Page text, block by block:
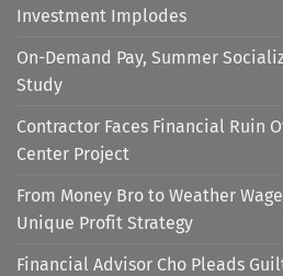
Investment Implodes
On-Demand Pay, Summer
Study
Contractor Faces Financial Ruin
Center Project
From Money Bro to Weather
Unique Profit Strategy
Financial Advisor Cho Pleads